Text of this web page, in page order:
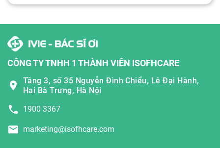
CÔNG TY TNHH 1 THÀNH VIÊN ISOFHCARE
Tầng 3, số 35 Nguyễn Đình Chiểu, Lê Đại Hành,
Hai Bà Trưng, Hà Nội
1900 3367
marketing@isofhcare.com